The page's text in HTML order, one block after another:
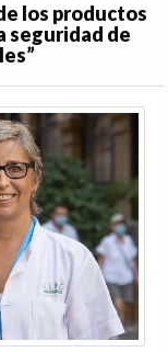
los productos
seguridad de